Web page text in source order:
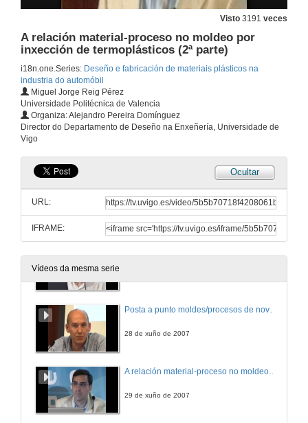
Visto 3191 veces
A relación material-proceso no moldeo por
inxección de termoplásticos (2ª parte)
i18n.one.Series: Deseño e fabricación de materiais plásticos na
industria do automóbil
Miguel Jorge Reig Pérez
Universidade Politécnica de Valencia
Organiza: Alejandro Pereira Domínguez
Director do Departamento de Deseño na Enxeñería, Universidade de
Vigo
Ocultar
URL:
IFRAME:
Vídeos da mesma serie
Seguimento e posta a punto de moldes de inxección. Inicio de Industrialización. Series. Controles (defectoloxía)
28 de xuño de 2007
Posta a punto moldes/procesos de novos proxectos. Experiencias en industrialización de producto
28 de xuño de 2007
29 de xuño de 2007